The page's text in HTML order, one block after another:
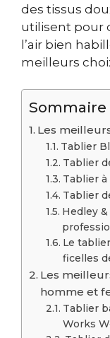
des tissus
utilisent pour
l’air bien
meilleurs
Sommaire
Les
Tablier
Tablier
Tablier à
Tablier
Hedley
Le
ficelles
Les
homme et
Tablier
Works